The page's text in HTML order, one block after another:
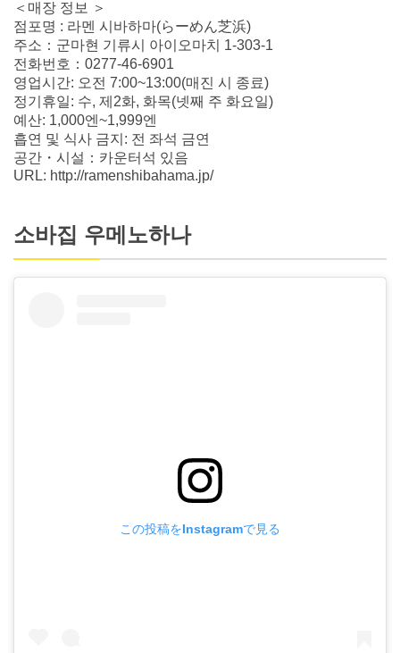
＜매장 정보 ＞
점포명 : 라멘 시바하마(らーめん芝浜)
주소：군마현 기류시 아이오마치 1-303-1
전화번호：0277-46-6901
영업시간: 오전 7:00~13:00(매진 시 종료)
정기휴일: 수, 제2화, 화목(넷째 주 화요일)
예산: 1,000엔~1,999엔
흡연 및 식사 금지: 전 좌석 금연
공간・시설：카운터석 있음
URL: http://ramenshibahama.jp/
소바집 우메노하나
この投稿をInstagramで見る